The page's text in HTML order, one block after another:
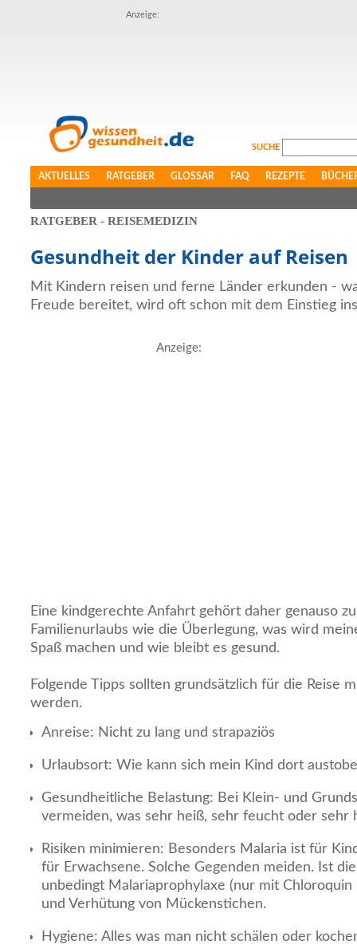
Anzeige:
SUCHE
AKTUELLES RATGEBER GLOSSAR FAQ REZEPTE
RATGEBER - REISEMEDIZIN
Gesundheit der Kinder auf Reisen
Mit Kindern reisen und ferne Länder erkunden -
Freude bereitet, wird oft schon mit dem Einstieg
Anzeige:
Eine kindgerechte Anfahrt gehört daher genauso
Familienurlaubs wie die Überlegung, was wird
Spaß machen und wie bleibt es gesund.
Folgende Tipps sollten grundsätzlich für die Reise
werden.
Anreise: Nicht zu lang und strapaziös
Urlaubsort: Wie kann sich mein Kind dort
Gesundheitliche Belastung: Bei Klein- und
vermeiden, was sehr heiß, sehr feucht oder sehr
Risiken minimieren: Besonders Malaria ist für
für Erwachsene. Solche Gegenden meiden. Ist
unbedingt Malariaprophylaxe (nur mit Chloroquin
und Verhütung von Mückenstichen.
Hygiene: Alles was man nicht schälen oder